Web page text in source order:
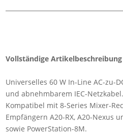
Vollständige Artikelbeschreibung
Universelles 60 W In-Line AC-zu-
und abnehmbarem IEC-
Kompatibel mit 8-Series Mixer-
Empfängern A20-RX, A20-Nexus
sowie PowerStation-8M.